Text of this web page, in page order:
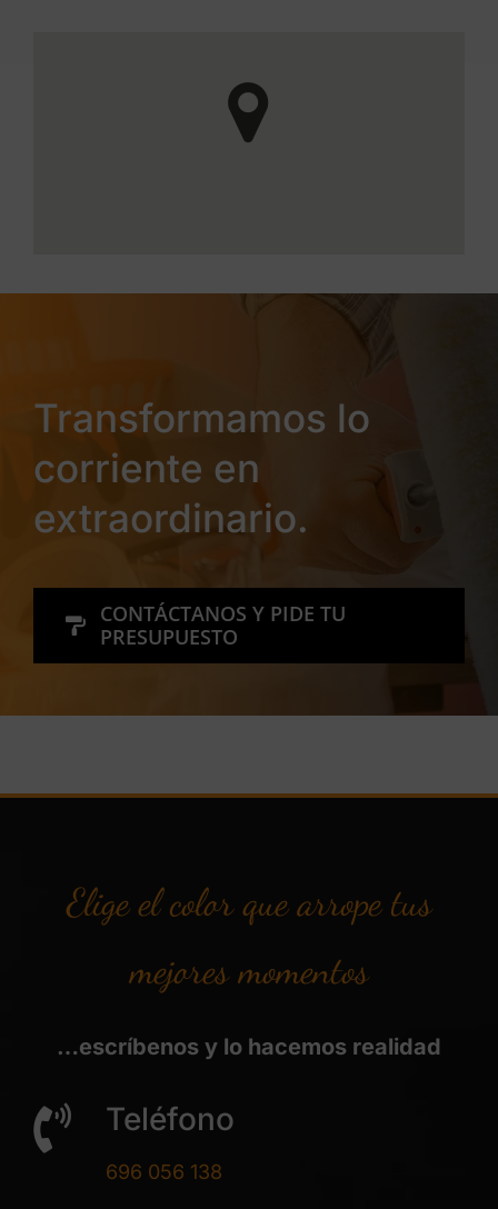
Transformamos lo
corriente en
extraordinario.
CONTÁCTANOS Y PIDE TU
PRESUPUESTO
Elige el color que arrope tus
mejores momentos
…escríbenos y lo hacemos realidad
Teléfono
696 056 138